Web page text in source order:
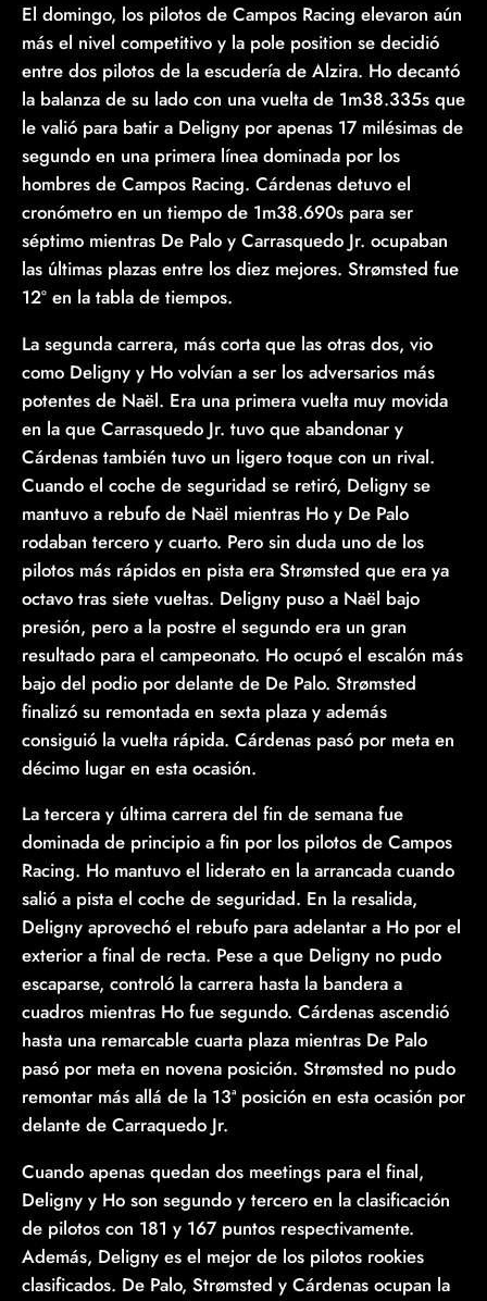
El domingo, los pilotos de Campos Racing elevaron aún
más el nivel competitivo y la pole position se decidió
entre dos pilotos de la escudería de Alzira. Ho decantó
la balanza de su lado con una vuelta de 1m38.335s que
le valió para batir a Deligny por apenas 17 milésimas de
segundo en una primera línea dominada por los
hombres de Campos Racing. Cárdenas detuvo el
cronómetro en un tiempo de 1m38.690s para ser
séptimo mientras De Palo y Carrasquedo Jr. ocupaban
las últimas plazas entre los diez mejores. Strømsted fue
12º en la tabla de tiempos.
La segunda carrera, más corta que las otras dos, vio
como Deligny y Ho volvían a ser los adversarios más
potentes de Naël. Era una primera vuelta muy movida
en la que Carrasquedo Jr. tuvo que abandonar y
Cárdenas también tuvo un ligero toque con un rival.
Cuando el coche de seguridad se retiró, Deligny se
mantuvo a rebufo de Naël mientras Ho y De Palo
rodaban tercero y cuarto. Pero sin duda uno de los
pilotos más rápidos en pista era Strømsted que era ya
octavo tras siete vueltas. Deligny puso a Naël bajo
presión, pero a la postre el segundo era un gran
resultado para el campeonato. Ho ocupó el escalón más
bajo del podio por delante de De Palo. Strømsted
finalizó su remontada en sexta plaza y además
consiguió la vuelta rápida. Cárdenas pasó por meta en
décimo lugar en esta ocasión.
La tercera y última carrera del fin de semana fue
dominada de principio a fin por los pilotos de Campos
Racing. Ho mantuvo el liderato en la arrancada cuando
salió a pista el coche de seguridad. En la resalida,
Deligny aprovechó el rebufo para adelantar a Ho por el
exterior a final de recta. Pese a que Deligny no pudo
escaparse, controló la carrera hasta la bandera a
cuadros mientras Ho fue segundo. Cárdenas ascendió
hasta una remarcable cuarta plaza mientras De Palo
pasó por meta en novena posición. Strømsted no pudo
remontar más allá de la 13ª posición en esta ocasión por
delante de Carraquedo Jr.
Cuando apenas quedan dos meetings para el final,
Deligny y Ho son segundo y tercero en la clasificación
de pilotos con 181 y 167 puntos respectivamente.
Además, Deligny es el mejor de los pilotos rookies
clasificados. De Palo, Strømsted y Cárdenas ocupan la